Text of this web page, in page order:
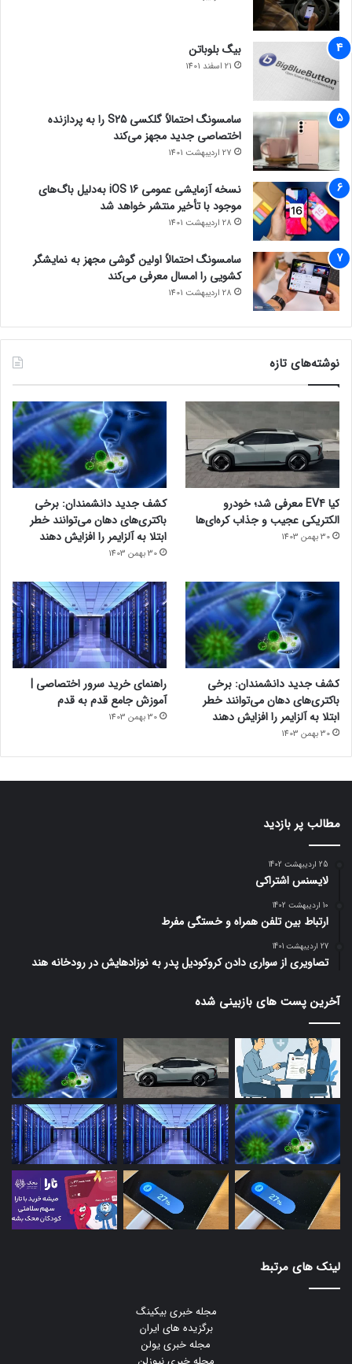
بیگ بلوباتن
21 اسفند 1401
سامسونگ احتمالاً گلکسی S25 را به پردازنده
اختصاصی جدید مجهز می‌کند
27 اردیبهشت 1401
نسخه آزمایشی عمومی iOS 16 به‌دلیل باگ‌های
موجود با تأخیر منتشر خواهد شد
28 اردیبهشت 1401
سامسونگ احتمالاً اولین گوشی مجهز به نمایشگر
کشویی را امسال معرفی می‌کند
28 اردیبهشت 1401
نوشته‌های تازه
کیا EV4 معرفی شد؛ خودرو
الکتریکی عجیب و جذاب کره‌ای‌ها
30 بهمن 1403
کشف جدید دانشمندان: برخی
باکتری‌های دهان می‌توانند خطر
ابتلا به آلزایمر را افزایش دهند
30 بهمن 1403
کشف جدید دانشمندان: برخی
باکتری‌های دهان می‌توانند خطر
ابتلا به آلزایمر را افزایش دهند
30 بهمن 1403
راهنمای خرید سرور اختصاصی |
آموزش جامع قدم به قدم
30 بهمن 1403
مطالب پر بازدید
25 اردیبهشت 1402
لایسنس اشتراکی
10 اردیبهشت 1402
ارتباط بین تلفن همراه و خستگی مفرط
27 اردیبهشت 1401
تصاویری از سواری دادن کروکودیل پدر به نوزادهایش در رودخانه هند
آخرین پست های بازبینی شده
لینک های مرتبط
مجله خبری بیکینگ
برگزیده های ایران
مجله خبری یولن